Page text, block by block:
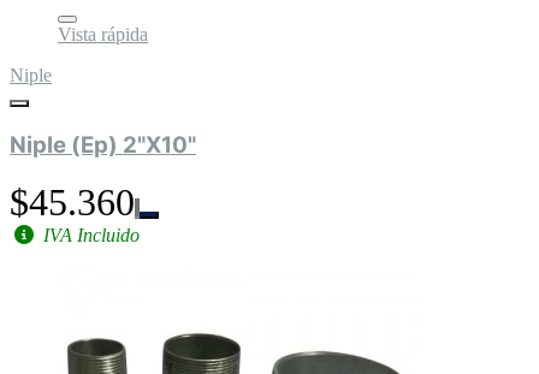
Vista rápida
Niple
Niple (Ep) 2"X10"
$45.360
IVA Incluido